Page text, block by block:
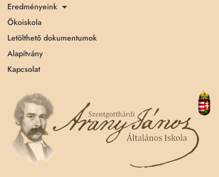
Eredményeink
Ökoiskola
Letölthető dokumentumok
Alapítvány
Kapcsolat